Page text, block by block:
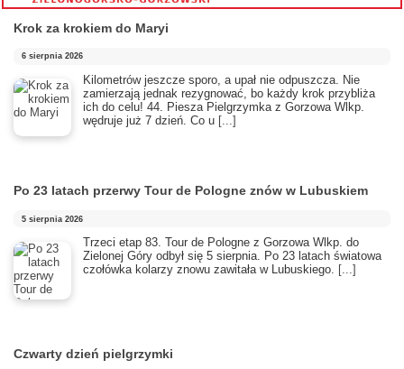
Krok za krokiem do Maryi
6 sierpnia 2026
Kilometrów jeszcze sporo, a upał nie odpuszcza. Nie
zamierzają jednak rezygnować, bo każdy krok przybliża
ich do celu! 44. Piesza Pielgrzymka z Gorzowa Wlkp.
wędruje już 7 dzień. Co u [...]
Po 23 latach przerwy Tour de Pologne znów w Lubuskiem
5 sierpnia 2026
Trzeci etap 83. Tour de Pologne z Gorzowa Wlkp. do
Zielonej Góry odbył się 5 sierpnia. Po 23 latach światowa
czołówka kolarzy znowu zawitała w Lubuskiego. [...]
Czwarty dzień pielgrzymki